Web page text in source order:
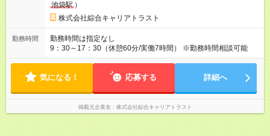
池袋駅 ）
株式会社綜合キャリアトラスト
勤務時間
勤務時間は指定なし
9：30～17：30（休憩60分/実働7時間） ※勤務時間相談可能
気になる！ 応募する 詳細へ
掲載元企業名 株式会社綜合キャリアトラスト